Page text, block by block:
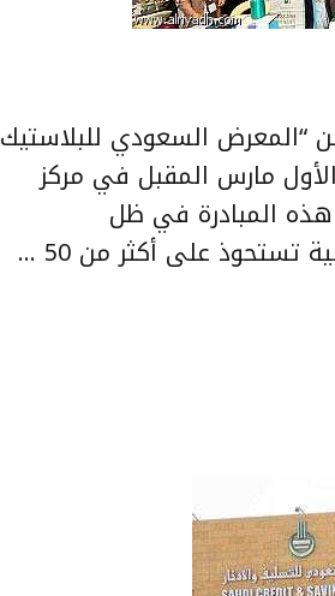
“المعرض السعودي للبلاستيك
مارس المقبل في مركز
المبادرة في ظل
تستحوذ على أكثر من 50 …